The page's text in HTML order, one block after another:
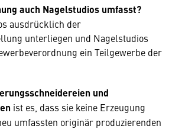
auch Nagelstudios umfasst?
ausdrücklich der
unterliegen und Nagelstudios
ein Teilgewerbe der
und
ist es, dass sie keine Erzeugung
umfassten originär produzierenden